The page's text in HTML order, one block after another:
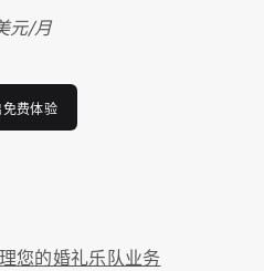
元/月
免费体验
您的婚礼乐队业务